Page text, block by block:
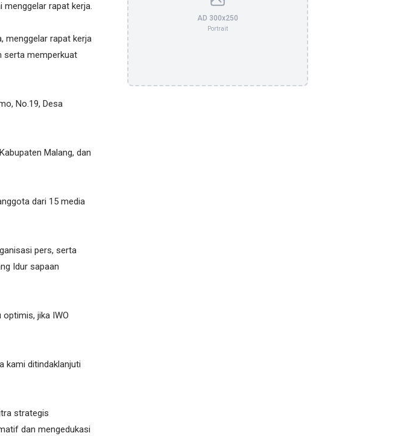
menggelar rapat kerja.
menggelar rapat kerja
serta memperkuat
No.19, Desa
Malang, dan
dari 15 media
pers, serta
Idur sapaan
optimis, jika IWO
kami ditindaklanjuti
strategis
dan mengedukasi
AD 300x250
Portrait